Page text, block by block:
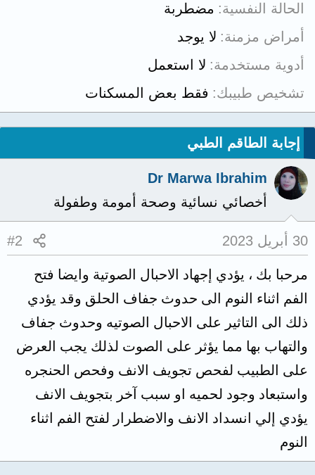
الحالة النفسية
مضطربة
أمراض مزمنة لا يوجد
أدوية مستخدمة لا استعمل
تشخيص طبيبك
فقط بعض المسكنات
إجابة الطاقم الطبي
Dr Marwa Ibrahim
أخصائي نسائية وصحة أمومة وطفولة
30 أبريل 2023 #2
مرحبا بك ، يؤدي إجهاد الاحبال الصوتية وايضا فتح
الفم اثناء النوم الى حدوث جفاف الحلق وقد يؤدي
ذلك الى التاثير على الاحبال الصوتيه وحدوث جفاف
والتهاب بها مما يؤثر على الصوت لذلك يجب العرض
على الطبيب لفحص تجويف الانف وفحص الحنجره
واستبعاد وجود لحميه او سبب آخر بتجويف الانف
يؤدي إلي انسداد الانف والاضطرار لفتح الفم اثناء
النوم